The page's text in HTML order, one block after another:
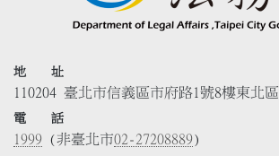
地 址
110204 臺北市信義區市府路1號8樓東北區
電 話
1999 (非臺北市02-27208889)